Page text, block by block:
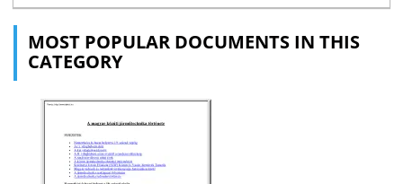
MOST POPULAR DOCUMENTS IN THIS
CATEGORY